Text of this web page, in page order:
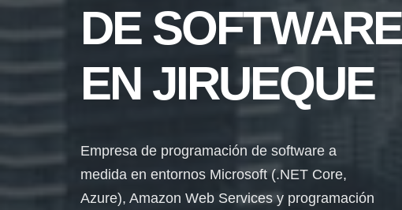
DE SOFTWARE
EN JIRUEQUE
Empresa de programación de software a
medida en entornos Microsoft (.NET Core,
Azure), Amazon Web Services y programación